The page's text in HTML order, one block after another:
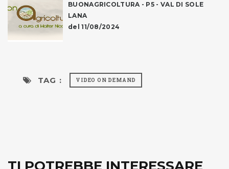
BUONAGRICOLTURA - P5 - VAL DI SOLE
LANA
del 11/08/2024
TAG : VIDEO ON DEMAND